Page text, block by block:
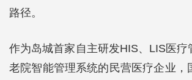
路径。
作为岛城首家自主研发HIS、LIS医疗
老院智能管理系统的民营医疗企业，